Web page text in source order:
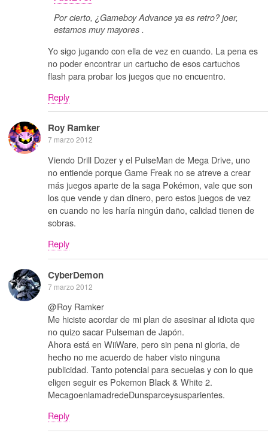
Por cierto, ¿Gameboy Advance ya es retro? joer,
estamos muy mayores .
Yo sigo jugando con ella de vez en cuando. La pena es
no poder encontrar un cartucho de esos cartuchos
flash para probar los juegos que no encuentro.
Reply
Roy Ramker
7 marzo 2012
Viendo Drill Dozer y el PulseMan de Mega Drive, uno
no entiende porque Game Freak no se atreve a crear
más juegos aparte de la saga Pokémon, vale que son
los que vende y dan dinero, pero estos juegos de vez
en cuando no les haría ningún daño, calidad tienen de
sobras.
Reply
CyberDemon
7 marzo 2012
@Roy Ramker
Me hiciste acordar de mi plan de asesinar al idiota que
no quizo sacar Pulseman de Japón.
Ahora está en WiiWare, pero sin pena ni gloria, de
hecho no me acuerdo de haber visto ninguna
publicidad. Tanto potencial para secuelas y con lo que
eligen seguir es Pokemon Black & White 2.
MecagoenlamadredeDunsparceysusparientes.
Reply